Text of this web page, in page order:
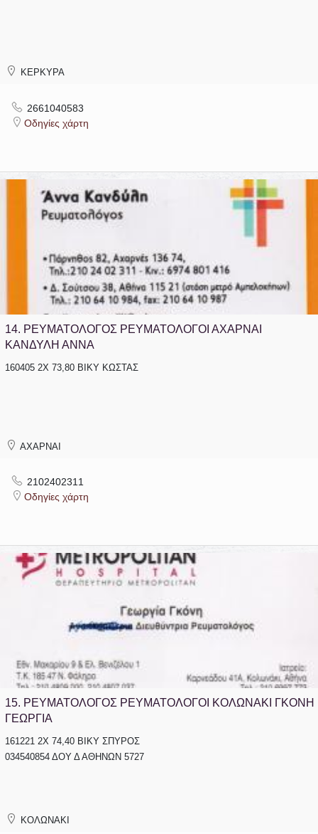
ΚΕΡΚΥΡΑ
2661040583
Οδηγίες χάρτη
14. ΡΕΥΜΑΤΟΛΟΓΟΣ ΡΕΥΜΑΤΟΛΟΓΟΙ ΑΧΑΡΝΑΙ
ΚΑΝΔΥΛΗ ΑΝΝΑ
160405 2Χ 73,80 ΒΙΚΥ ΚΩΣΤΑΣ
ΑΧΑΡΝΑΙ
2102402311
Οδηγίες χάρτη
15. ΡΕΥΜΑΤΟΛΟΓΟΣ ΡΕΥΜΑΤΟΛΟΓΟΙ ΚΟΛΩΝΑΚΙ ΓΚΟΝΗ
ΓΕΩΡΓΙΑ
161221 2Χ 74,40 ΒΙΚΥ ΣΠΥΡΟΣ
034540854 ΔΟΥ Δ ΑΘΗΝΩΝ 5727
ΚΟΛΩΝΑΚΙ